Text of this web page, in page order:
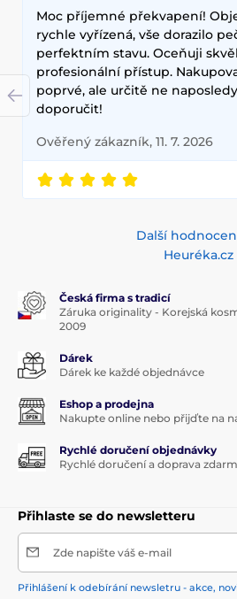
elasticitu. Hlavními benefity
dlouhodobé výsledky, přírodní
technologie, které zajišťují zdravou
Moc příjemné překvapení!
rychle vyřízená, vše dorazilo
perfektním stavu. Oceňuji
profesionální přístup.
poprvé, ale určitě ne
doporučit!
Ověřený zákazník, 11. 7. 2026
Další
Heuréka.cz
Česká firma s tradicí
Záruka originality - Korejská
2009
Dárek
Dárek ke každé objednávce
Eshop a prodejna
Nakupte online nebo přijďte na
Rychlé doručení objednávky
Rychlé doručení a doprava
Přihlaste se do newsletteru
Zde napište váš e-mail
Přihlášení k odebírání newsletru - akce,